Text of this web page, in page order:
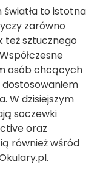
to istotna
zarówno
też sztucznego
osób chcących
dostosowaniem
W dzisiejszym
soczewki
oraz
również wśród